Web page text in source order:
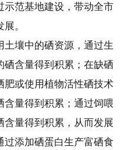
示范基地建设，带动全市
。
壤中的硒资源，通过生
含量得到积累；在缺硒
肥或使用植物活性硒技术
量得到积累；通过饲喂
量得到积累，从而发展
添加硒蛋白生产富硒食